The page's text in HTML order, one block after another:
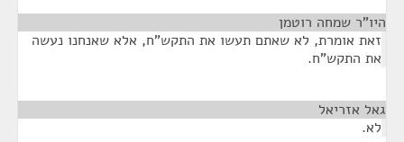
היו"ר שמחה רוטמן
זאת אומרת, לא שאתם תעשו את התקש"ח, אלא שאנחנו נעשה
את התקש"ח.
גאל אזריאל
לא.